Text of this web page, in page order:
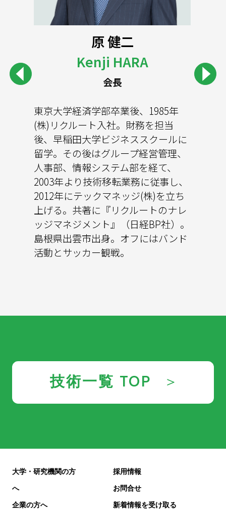
原 健二
Kenji HARA
会長
東京大学経済学部卒業後、1985年
(株)リクルート入社。財務を担当
後、早稲田大学ビジネススクールに
留学。その後はグループ経営管理、
人事部、情報システム部を経て、
2003年より技術移転業務に従事し、
2012年にテックマネッジ(株)を立ち
上げる。共著に『リクルートのナレ
ッジマネジメント』（日経BP社）。
島根県出雲市出身。オフにはバンド
活動とサッカー観戦。
高橋 英夫
Hideo TAKAHASHI
上席執行役員
東北大学工学部機械工学第二学科卒
業後、1987年 (株)リクルート入社。
財務部、国際部（NY駐在）、エンタ
テインメント事業HRアセスメント事
業の事業企画・営業企画・法務を担
った後、2017年よりテックマネッジ
(株)に参加。趣味は海釣りアウトド
ア。栃木県小山市出身。
杉本 直樹
Naoki SUGIMOTO
上席専門役員
大阪大学工学部醗酵工学科卒業後、
1988年 (株)リクルート入社。1998年
に同社技術移転事業立ち上げに参画
し、以来14年にわたり技術移転アソ
シエイトとして大学から産業界への
技術ライセンス業務に従事。2012年
にテックマネッジ(株)の立ち上げに
参画し現在に至る。趣味はラグビー
観戦。出身は鳥取県米子市。
藤戸 啓二
Keiji FUJITO
上席専門役員
早稲田大学理工学部機械工学科卒業
後、1987年(株)リクルート入社。
I&N(情報通信ネットワーク)事業部門
にて運用技術者として企業内データ
通信ネットワークの設計を担当。
1990年より人材総合サービス事業部
門で求人情報誌・人材開発・組織変
革プログラム等の法人営業。2004年
より技術移転業務に従事。2012年に
テックマネッジ(株)の立ち上げに参
画。佐賀県神埼市出身。
薄井 竜一
Ryuichi USUI
執行役員
慶應義塾大学を卒業後、東京工業大
学理工学研究科にて理学博士を取
得。専攻は宇宙物理学。その後、プ
ログラマを経験し、2015年1月より
テックマネッジ(株)に参加。
執行役員（マーケティング担当）
富山大学卒業後、横浜市立大学大学
院生体超分子システム科学専攻を修
了。製薬会社での医薬情報担当者
（MR）を経験し、2005年10月に(株)
リクルートへ入社、大学研究成果の
技術移転業務に従事。2013年よりテ
ックマネッジ(株)に参加。
高橋 潤
Jun TAKAHASHI
専門役員
東京工業大学生命理工学研究科を修
了後、2005年のに当社の前身組織で
ある(株)リクルートの技術移転部門
に参画。その後、京都大学の博士課
程に進学。2012年の当社設立時に技
術移転ビジネスに復職し、現在に至
る。博士号（農学）を取得。
赤羽 裕子
Yuko AKAHANE
シニアマネジャー
慶應義塾大学法学部政治学科卒業
後、株式会社リクルートに入社し営
業・財務を経験。育児期間中はベン
チャー支援や親子向けコンサートの
企画を手がける。慶應義塾創立150
周年記念事業室勤務を経て、同大学
大学院システムデザイン・マネジメ
ント研究科修了。幸福学をテーマに
研究。公共施設の企画運営会社では
地方創生・産学連携事業に従事。
2025年よりテックマネッジ(株)に参
マネジャー
中央大学商学部を卒業後、政策研究
大学院大学文化政策プログラムを修
了。ソフトウェア会社での営業を経
験し、2019年5月よりテックマネッ
ジ(株)に参加。
マネジャー
東京都立大学大学院理学研究科生物
科学専攻を修了。その後、医療機器
メーカーにて薬事申請業務、化学メ
ーカーにて遺伝子組換え作物食品添
加物等の申請業務に従事。2023年よ
りテックマネッジ(株)に参加。
マーケティングスペシャリスト
上智大学総合人間科学部を卒業後、
学習塾での教室運営業務を経て、
2011年6月に(株)リクルートへ入社。
当社設立時に事務スタッフとして参
加。2021年10月より現職。
マーケティングスペシャリスト
静岡大学人文社会科学部を卒業後、
コミュニティ形成支援企業、総務ア
ウトソーシング企業を経て、2022年
8月より現職。
Maya KOGA
マーケティングスペシャリスト
ハワイパシイフィック大学院経営学
修士号（専攻ファイナンス）取得。
大手日本企業での中-長期計画を含
む財務諸表作成及びそれらの分析、
大手米国保険会社でのリスクソリュ
ーションの為の顧客の子会社設立及
び設立後の財務諸表作成を含めた運
用業務を含めた15年余りの業務経験
を経て、2017年よりテックマネッジ
(株)に参加。
アシスタント
アシスタント
加藤 あさ
Asa KATO
アシスタント
技術一覧 TOP
大学・研究機関の方
へ
企業の方へ
採用情報
お問合せ
新着情報を受け取る